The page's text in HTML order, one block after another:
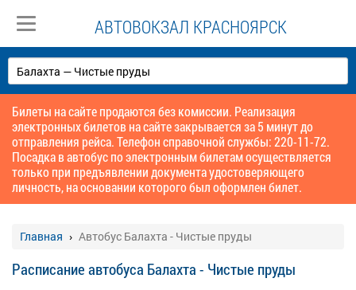
АВТОВОКЗАЛ КРАСНОЯРСК
Билеты на сайте продаются без комиссии. Реализация
электронных билетов на сайте закрывается за 5 минут до
отправления рейса. Телефон справочной службы: 220-11-72.
Посадка в автобус по электронным билетам осуществляется
только при предъявлении документа удостоверяющего
личность, на основании которого был оформлен билет.
Главная Автобус Балахта - Чистые пруды
Расписание автобуса Балахта - Чистые пруды